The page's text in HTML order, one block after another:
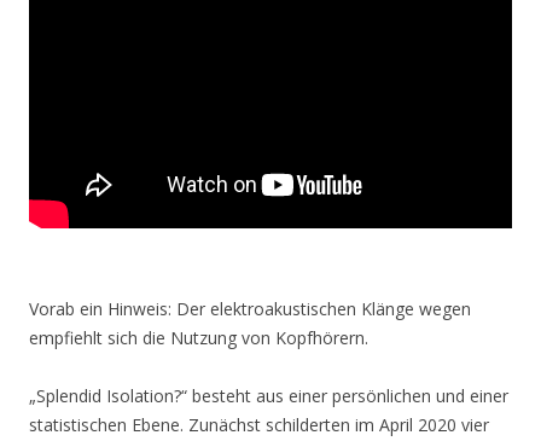
Vorab ein Hinweis: Der elektroakustischen Klänge wegen
empfiehlt sich die Nutzung von Kopfhörern.
„Splendid Isolation?“ besteht aus einer persönlichen und einer
statistischen Ebene. Zunächst schilderten im April 2020 vier